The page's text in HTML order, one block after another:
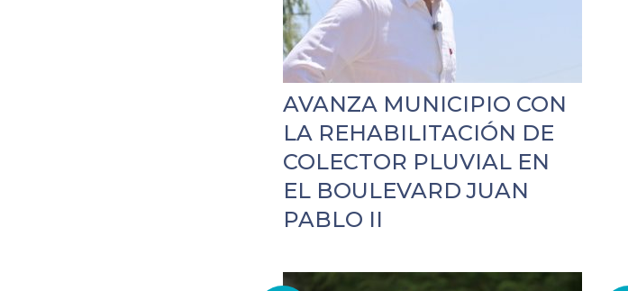
AVANZA MUNICIPIO CON
LA REHABILITACIÓN DE
COLECTOR PLUVIAL EN
EL BOULEVARD JUAN
PABLO II